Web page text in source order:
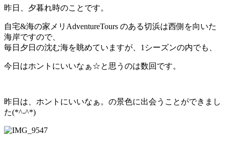
昨日、夕暮れ時のことです。
自宅&海の家メリAdventureTours のある切浜は西側を向いた
海岸ですので、
毎日夕日の沈む海を眺めていますが、1シーズンの内でも、
今日はホントにいいなぁ☆と思うのは数回です。
昨日は、ホントにいいなぁ。の景色に出会うことができまし
た(*^-^*)